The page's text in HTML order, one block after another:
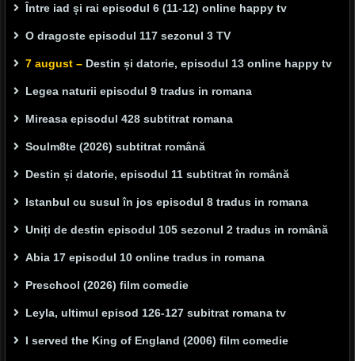
Între iad și rai episodul 6 (11-12) online happy tv
O dragoste episodul 117 sezonul 3 TV
7 august – Destin și datorie, episodul 13 online happy tv
Legea naturii episodul 9 tradus in romana
Mireasa episodul 428 subtitrat romana
Soulm8te (2026) subtitrat română
Destin și datorie, episodul 11 subtitrat în română
Istanbul cu susul în jos episodul 8 tradus in romana
Uniți de destin episodul 105 sezonul 2 tradus in română
Abia 17 episodul 10 online tradus in romana
Preschool (2026) film comedie
Leyla, ultimul episod 126-127 subitrat romana tv
I served the King of England (2006) film comedie